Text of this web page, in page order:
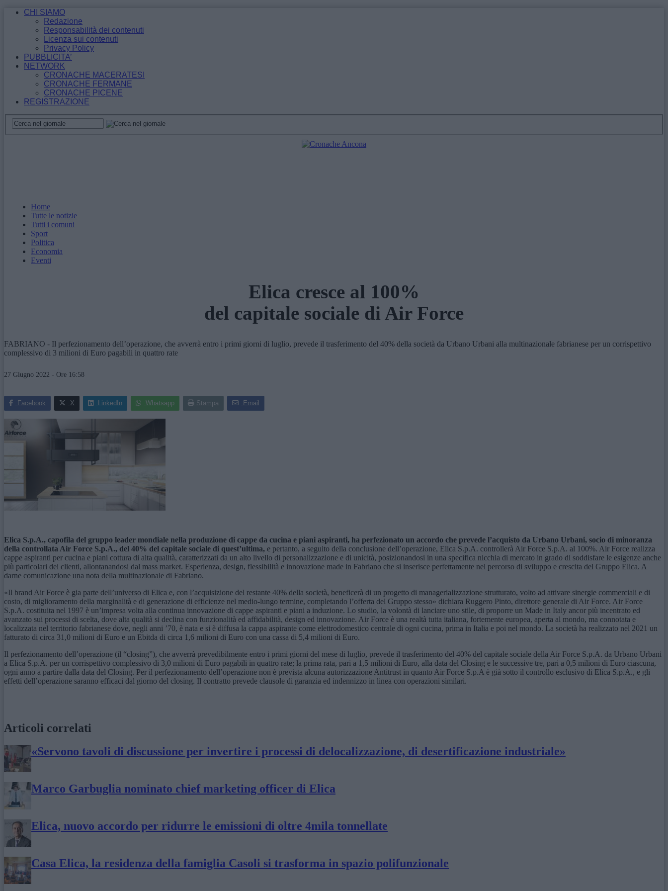
CHI SIAMO
Redazione
Responsabilità dei contenuti
Licenza sui contenuti
Privacy Policy
PUBBLICITA’
NETWORK
CRONACHE MACERATESI
CRONACHE FERMANE
CRONACHE PICENE
REGISTRAZIONE
Home
Tutte le notizie
Tutti i comuni
Sport
Politica
Economia
Eventi
Elica cresce al 100%
del capitale sociale di Air Force
FABRIANO - Il perfezionamento dell’operazione, che avverrà entro i primi giorni di luglio, prevede il trasferimento del 40% della società da Urbano Urbani alla multinazionale fabrianese per un corrispettivo
complessivo di 3 milioni di Euro pagabili in quattro rate
27 Giugno 2022 - Ore 16:58
Facebook X LinkedIn Whatsapp Stampa Email
Elica S.p.A., capofila del gruppo leader mondiale nella produzione di cappe da cucina e piani aspiranti, ha perfezionato un accordo che prevede l’acquisto da Urbano Urbani, socio di minoranza
della controllata Air Force S.p.A., del 40% del capitale sociale di quest’ultima, e pertanto, a seguito della conclusione dell’operazione, Elica S.p.A. controllerà Air Force S.p.A. al 100%. Air Force realizza
cappe aspiranti per cucina e piani cottura di alta qualità, caratterizzati da un alto livello di personalizzazione e di unicità, posizionandosi in una specifica nicchia di mercato in grado di soddisfare le esigenze anche
più particolari dei clienti, allontanandosi dal mass market. Esperienza, design, flessibilità e innovazione made in Fabriano che si inserisce perfettamente nel percorso di sviluppo e crescita del Gruppo Elica. A
darne comunicazione una nota della multinazionale di Fabriano.
«Il brand Air Force è gia parte dell’universo di Elica e, con l’acquisizione del restante 40% della società, beneficerà di un progetto di managerializzazione strutturato, volto ad attivare sinergie commerciali e di
costo, di miglioramento della marginalità e di generazione di efficienze nel medio-lungo termine, completando l’offerta del Gruppo stesso» dichiara Ruggero Pinto, direttore generale di Air Force. Air Force
S.p.A. costituita nel 1997 è un’impresa volta alla continua innovazione di cappe aspiranti e piani a induzione. Lo studio, la volontà di lanciare uno stile, di proporre un Made in Italy ancor più incentrato ed
avanzato sui processi di scelta, dove alta qualità si declina con funzionalità ed affidabilità, design ed innovazione. Air Force è una realtà tutta italiana, fortemente europea, aperta al mondo, ma connotata e
localizzata nel territorio fabrianese dove, negli anni ’70, è nata e si è diffusa la cappa aspirante come elettrodomestico centrale di ogni cucina, prima in Italia e poi nel mondo. La società ha realizzato nel 2021 un
fatturato di circa 31,0 milioni di Euro e un Ebitda di circa 1,6 milioni di Euro con una cassa di 5,4 milioni di Euro.
Il perfezionamento dell’operazione (il “closing”), che avverrà prevedibilmente entro i primi giorni del mese di luglio, prevede il trasferimento del 40% del capitale sociale della Air Force S.p.A. da Urbano Urbani
a Elica S.p.A. per un corrispettivo complessivo di 3,0 milioni di Euro pagabili in quattro rate; la prima rata, pari a 1,5 milioni di Euro, alla data del Closing e le successive tre, pari a 0,5 milioni di Euro ciascuna,
ogni anno a partire dalla data del Closing. Per il perfezionamento dell’operazione non è prevista alcuna autorizzazione Antitrust in quanto Air Force S.p.A è già sotto il controllo esclusivo di Elica S.p.A., e gli
effetti dell’operazione saranno efficaci dal giorno del closing. Il contratto prevede clausole di garanzia ed indennizzo in linea con operazioni similari.
Articoli correlati
«Servono tavoli di discussione per invertire i processi di delocalizzazione, di desertificazione industriale»
Marco Garbuglia nominato chief marketing officer di Elica
Elica, nuovo accordo per ridurre le emissioni di oltre 4mila tonnellate
Casa Elica, la residenza della famiglia Casoli si trasforma in spazio polifunzionale